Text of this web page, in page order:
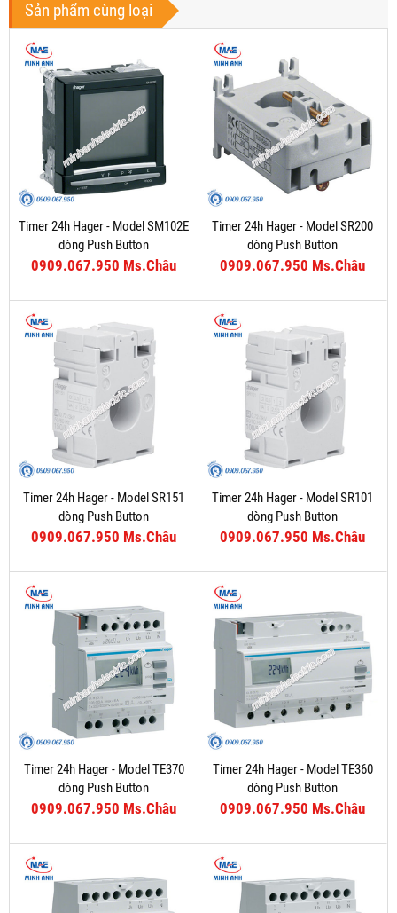
Sản phẩm cùng loại
Timer 24h Hager - Model SM102E
dòng Push Button
0909.067.950 Ms.Châu
Timer 24h Hager - Model SR200
dòng Push Button
0909.067.950 Ms.Châu
Timer 24h Hager - Model SR151
dòng Push Button
0909.067.950 Ms.Châu
Timer 24h Hager - Model SR101
dòng Push Button
0909.067.950 Ms.Châu
Timer 24h Hager - Model TE370
dòng Push Button
0909.067.950 Ms.Châu
Timer 24h Hager - Model TE360
dòng Push Button
0909.067.950 Ms.Châu